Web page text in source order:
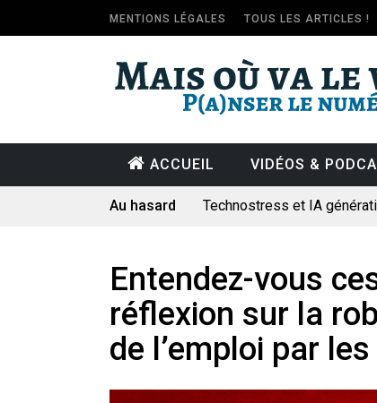
MENTIONS LÉGALES TOUS LES ARTICLES !
ACCUEIL VIDÉOS &
Au hasard
Technostress et IA
Le consultant : une lecture
Artemis II : objectif nul
Quand Mistral veut
Commentaire sur la
Les syndicats, (tout) contre
Entendez-vous
réflexion sur la
de l’emploi par